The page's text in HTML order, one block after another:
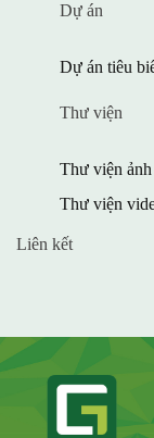
Dự án
Dự án tiêu
Thư viện
Thư viện ảnh
Thư viện
Liên kết